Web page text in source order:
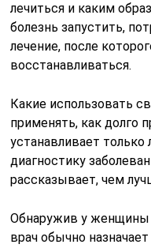
лечиться и каким
болезнь запустить,
лечение, после
восстанавливаться.
Какие использовать
применять, как долго
устанавливает
диагностику
рассказывает, чем
Обнаружив у женщины
врач обычно